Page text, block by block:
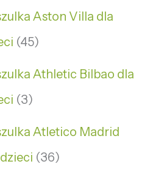
Aston Villa dla
45
Athletic Bilbao dla
3
Atletico Madrid
36